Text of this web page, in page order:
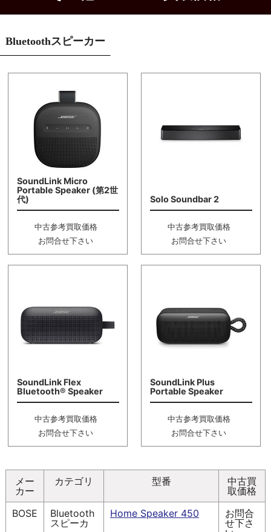
Bluetoothスピーカー
SoundLink Micro
Portable Speaker (第2世
代)
中古参考買取価格
お問合せ下さい
Solo Soundbar 2
中古参考買取価格
お問合せ下さい
SoundLink Flex
Bluetooth® Speaker
中古参考買取価格
お問合せ下さい
SoundLink Plus
Portable Speaker
中古参考買取価格
お問合せ下さい
メー
カー
カテゴリ 型番
中古買
取価格
BOSE
Bluetooth
スピーカ
Home Speaker 450
お問合
せ下さ